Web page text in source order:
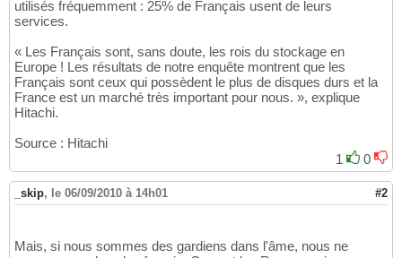
utilisés fréquemment : 25% de Français usent de leurs
services.
« Les Français sont, sans doute, les rois du stockage en
Europe ! Les résultats de notre enquête montrent que les
Français sont ceux qui possèdent le plus de disques durs et la
France est un marché très important pour nous. », explique
Hitachi.
Source : Hitachi
1
0
_skip, le 06/09/2010 à 14h01 #2
Mais, si nous sommes des gardiens dans l'âme, nous ne